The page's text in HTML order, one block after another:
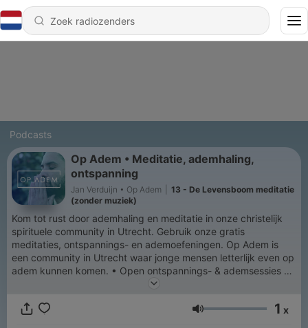
Podcasts
Op Adem • Meditatie, ademhaling,
ontspanning
Jan Verduijn • Op Adem
13 - De Levensboom meditatie
(zonder muziek)
Kom tot rust door ademhaling en meditatie in onze christelijk
spirituele community in Utrecht. Gebruik onze gratis
meditaties, ontspannings- en ademoefeningen. Op Adem is
een community in Utrecht waar jonge mensen letterlijk even op
adem kunnen komen. • Open ontspannings- & ademsessies •
De Levensadem cursus • Retraites Bekijk het aanbod op de
Volume 1 x